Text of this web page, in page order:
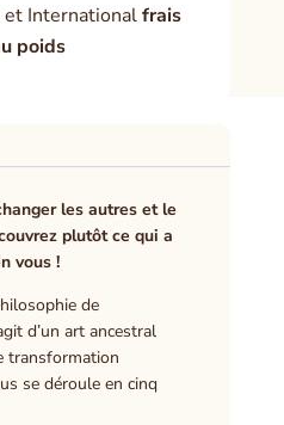
et Internationalfrais
poids
les autres et le
plutôt ce qui a
vous !
de
d’un art ancestral
transformation
se déroule en cinq